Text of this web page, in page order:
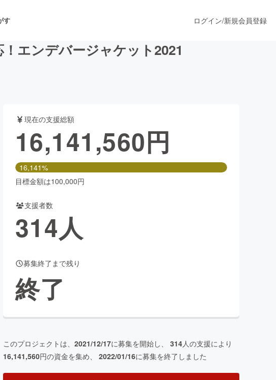
す
ォーマンス
ファッション
ー・ヘルスケア
ログイン/新規会員登録
エンデバージャケット2021
現在の支援総額
16,141,560円
16,141%
目標金額は100,000円
支援者数
314人
募集終了まで残り
終了
このプロジェクトは、 2021/12/17に募集を開始し、 314人の支援により
16,141,560円の資金を集め、 2022/01/16に募集を終了しました